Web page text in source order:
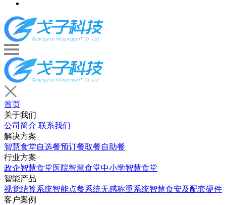
首页
关于我们
公司简介 联系我们
解决方案
智慧食堂自选餐预订餐取餐自助餐
行业方案
政企智慧食堂医院智慧食堂中小学智慧食堂
智能产品
视觉结算系统智能点餐系统无感称重系统智慧食安及配套硬件
客户案例